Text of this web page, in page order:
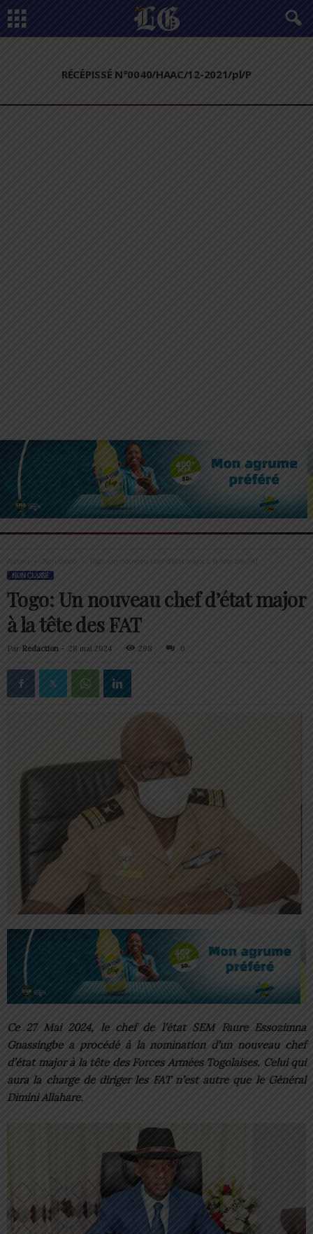
RÉCÉPISSÉ N°0040/HAAC/12-2021/pl/P
Accueil Togo: Un nouveau chef d’état major à la tête des FAT
NON CLASSÉ
Togo: Un nouveau chef d’état major
à la tête des FAT
Par Redaction - 28 mai 2024 298 0
Ce 27 Mai 2024, le chef de l’état SEM Faure Essozimna
Gnassingbe a procédé à la nomination d’un nouveau chef
d’état major à la tête des Forces Armées Togolaises. Celui qui
aura la charge de diriger les FAT n’est autre que le Général
Dimini Allahare.